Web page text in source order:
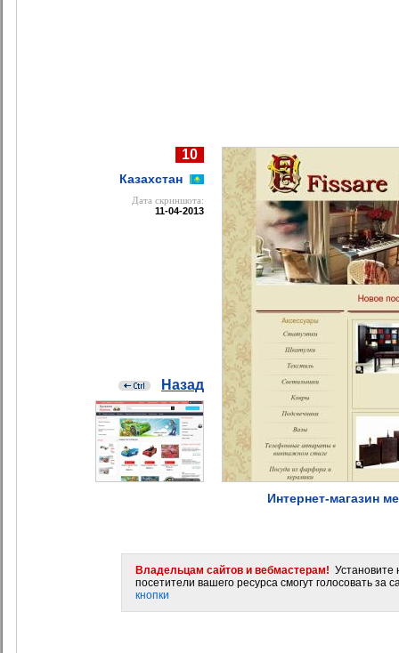
10
Казахстан
Дата cкриншота:
11-04-2013
Назад
Интернет-магазин
Владельцам сайтов и вебмастерам! Установите
посетители вашего ресурса смогут голосовать за
кнопки